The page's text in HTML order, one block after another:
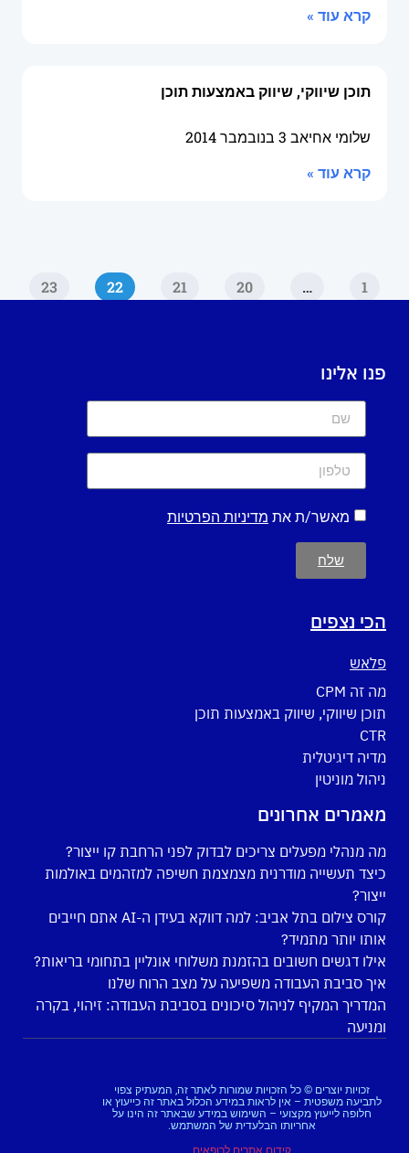
קרא עוד »
תוכן שיווקי, שיווק באמצעות תוכן
שלומי אחיאב 3 בנובמבר 2014
קרא עוד »
1
…
20
21
22
23
פנו אלינו
מאשר/ת את מדיניות הפרטיות
שלח
הכי נצפים
פלאש
מה זה CPM
תוכן שיווקי, שיווק באמצעות תוכן
CTR
מדיה דיגיטלית
ניהול מוניטין
מאמרים אחרונים
מה מנהלי מפעלים צריכים לבדוק לפני הרחבת קו ייצור?
כיצד תעשייה מודרנית מצמצמת חשיפה למזהמים באולמות
ייצור?
קורס צילום בתל אביב: למה דווקא בעידן ה-AI אתם חייבים
אותו יותר מתמיד?
אילו דגשים חשובים בהזמנת משלוחי אונליין בתחומי בריאות?
איך סביבת העבודה משפיעה על מצב הרוח שלנו
המדריך המקיף לניהול סיכונים בסביבת העבודה: זיהוי, בקרה
ומניעה
זכויות יוצרים © כל הזכויות שמורות לאתר זה, המעתיק צפוי
לתביעה משפטית – אין לראות במידע הכלול באתר זה כייעוץ או
חלופה לייעוץ מקצועי – השימוש במידע שבאתר זה הינו על
אחריותו הבלעדית של המשתמש.